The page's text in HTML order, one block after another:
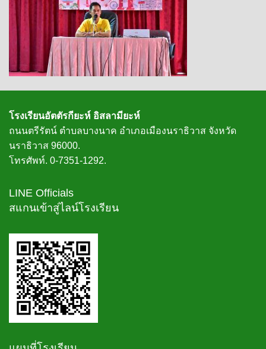
โรงเรียนอัตตัรกียะห์ อิสลามียะห์
ถนนตรีรัตน์ ตำบลบางนาค อำเภอเมืองนราธิวาส จังหวัด
นราธิวาส 96000.
โทรศัพท์. 0-7351-1292.
LINE Officials
สแกนเข้าสู่ไลน์โรงเรียน